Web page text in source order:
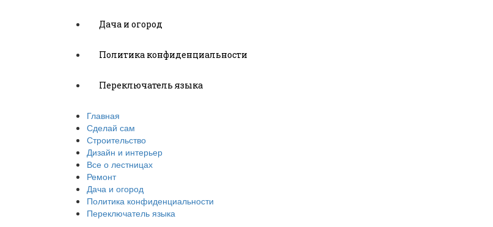
Дача и огород
Политика конфиденциальности
Переключатель языка
Главная
Сделай сам
Строительство
Дизайн и интерьер
Все о лестницах
Ремонт
Дача и огород
Политика конфиденциальности
Переключатель языка